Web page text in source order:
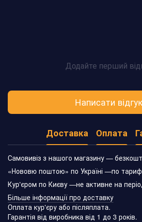
Додайте перший
Написати відгук
Доставка Оплата
Самовивіз з нашого магазину —
«Нововю поштою» по Україні —по
Кур'єром по Києву —не активне на
Більше інформації про доставку
Оплата кур'єру або післяплата.
Гарантія від виробника від 1 до 3 років.